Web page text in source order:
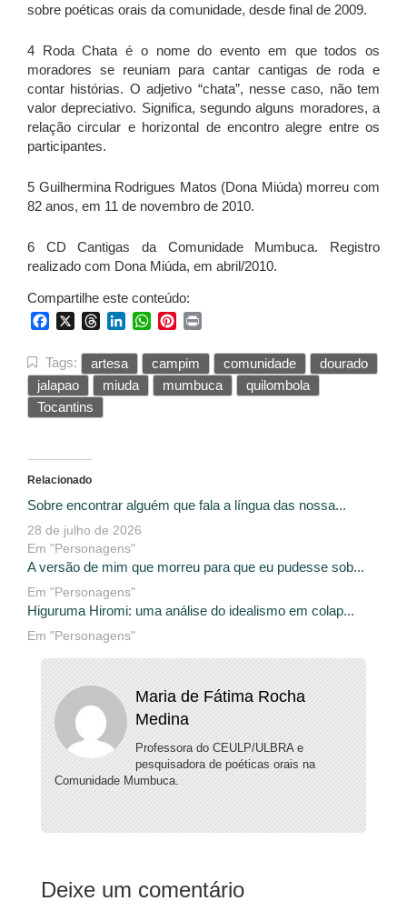
sobre poéticas orais da comunidade, desde final de 2009.
4 Roda Chata é o nome do evento em que todos os
moradores se reuniam para cantar cantigas de roda e
contar histórias. O adjetivo “chata”, nesse caso, não tem
valor depreciativo. Significa, segundo alguns moradores, a
relação circular e horizontal de encontro alegre entre os
participantes.
5 Guilhermina Rodrigues Matos (Dona Miúda) morreu com
82 anos, em 11 de novembro de 2010.
6 CD Cantigas da Comunidade Mumbuca. Registro
realizado com Dona Miúda, em abril/2010.
Compartilhe este conteúdo:
FacebookThreadsLinkedInWhatsApp
Pinterest
Tags: artesa campim comunidade
dourado
jalapao
miuda mumbuca
quilombola
Tocantins
Relacionado
Sobre encontrar alguém que fala a língua das nossa...
28 de julho de 2026
Em "Personagens"
A versão de mim que morreu para que eu pudesse sob...
Em "Personagens"
Higuruma Hiromi: uma análise do idealismo em colap...
Em "Personagens"
Maria de Fátima Rocha
Medina
Professora do CEULP/ULBRA e
pesquisadora de poéticas orais na
Comunidade Mumbuca.
Deixe um comentário